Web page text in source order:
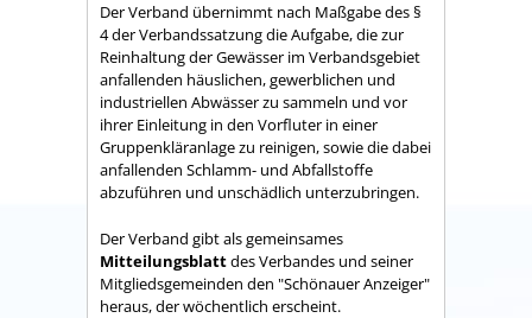
Der Verband übernimmt nach Maßgabe des §
4 der Verbandssatzung die Aufgabe, die zur
Reinhaltung der Gewässer im Verbandsgebiet
anfallenden häuslichen, gewerblichen und
industriellen Abwässer zu sammeln und vor
ihrer Einleitung in den Vorfluter in einer
Gruppenkläranlage zu reinigen, sowie die dabei
anfallenden Schlamm- und Abfallstoffe
abzuführen und unschädlich unterzubringen.
Der Verband gibt als gemeinsames
Mitteilungsblattdes Verbandes und seiner
Mitgliedsgemeinden den "Schönauer Anzeiger"
heraus, der wöchentlich erscheint.